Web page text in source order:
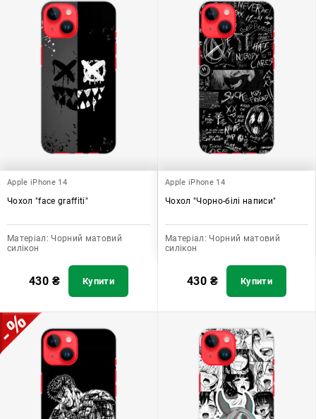
Apple iPhone 14
Чохол "face graffiti"
Матеріал: Чорний матовий
силікон
430 ₴ Купити
Apple iPhone 14
Чохол "Чорно-білі написи"
Матеріал: Чорний матовий
силікон
430 ₴ Купити